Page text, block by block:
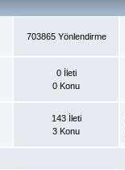
703865 Yönlendirme
0 İleti
0 Konu
143 İleti
3 Konu